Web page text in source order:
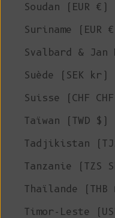
Soudan (EUR €)
Suriname (EUR
Svalbard & Jan
Suède (SEK kr)
Suisse (CHF
Taïwan (TWD $)
Tadjikistan
Tanzanie (TZS
Thaïlande (THB
Timor-Leste